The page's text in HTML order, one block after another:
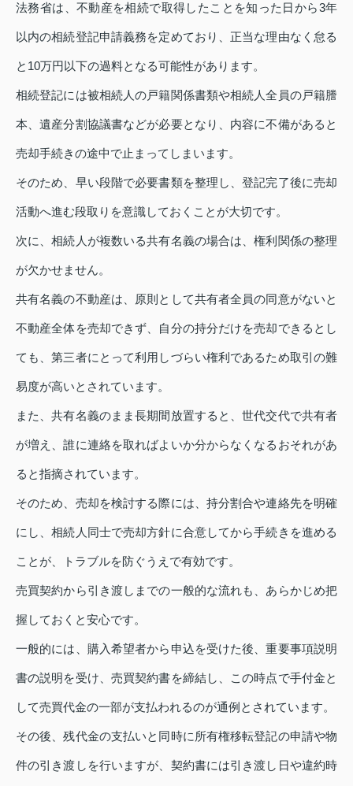
法務省は、不動産を相続で取得したことを知った日から3年
以内の相続登記申請義務を定めており、正当な理由なく怠る
と10万円以下の過料となる可能性があります。
相続登記には被相続人の戸籍関係書類や相続人全員の戸籍謄
本、遺産分割協議書などが必要となり、内容に不備があると
売却手続きの途中で止まってしまいます。
そのため、早い段階で必要書類を整理し、登記完了後に売却
活動へ進む段取りを意識しておくことが大切です。
次に、相続人が複数いる共有名義の場合は、権利関係の整理
が欠かせません。
共有名義の不動産は、原則として共有者全員の同意がないと
不動産全体を売却できず、自分の持分だけを売却できるとし
ても、第三者にとって利用しづらい権利であるため取引の難
易度が高いとされています。
また、共有名義のまま長期間放置すると、世代交代で共有者
が増え、誰に連絡を取ればよいか分からなくなるおそれがあ
ると指摘されています。
そのため、売却を検討する際には、持分割合や連絡先を明確
にし、相続人同士で売却方針に合意してから手続きを進める
ことが、トラブルを防ぐうえで有効です。
売買契約から引き渡しまでの一般的な流れも、あらかじめ把
握しておくと安心です。
一般的には、購入希望者から申込を受けた後、重要事項説明
書の説明を受け、売買契約書を締結し、この時点で手付金と
して売買代金の一部が支払われるのが通例とされています。
その後、残代金の支払いと同時に所有権移転登記の申請や物
件の引き渡しを行いますが、契約書には引き渡し日や違約時